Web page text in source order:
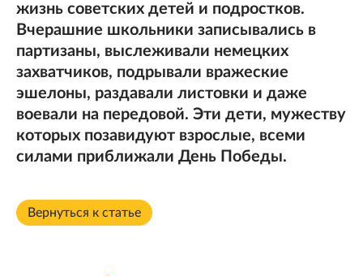
жизнь советских детей и подростков.
Вчерашние школьники записывались в
партизаны, выслеживали немецких
захватчиков, подрывали вражеские
эшелоны, раздавали листовки и даже
воевали на передовой. Эти дети, мужеству
которых позавидуют взрослые, всеми
силами приближали День Победы.
Вернуться к статье